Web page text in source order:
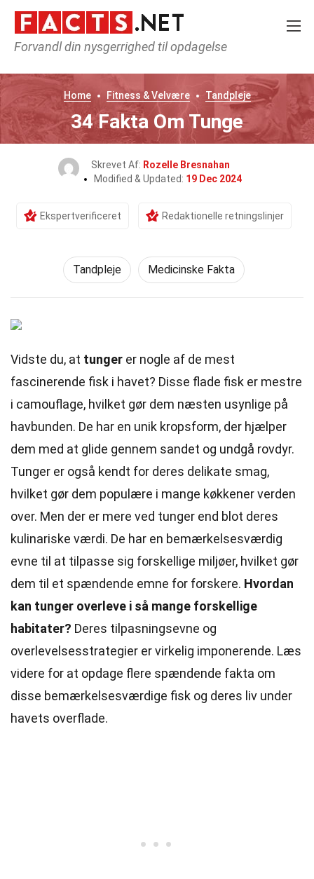
Forvandl din nysgerrighed til opdagelse
Home Fitness & Velvære Tandpleje
34 Fakta Om Tunge
Skrevet Af: Rozelle Bresnahan
Modified & Updated: 19 Dec 2024
Ekspertverificeret Redaktionelle retningslinjer
Tandpleje Medicinske Fakta
Vidste du, at tunger er nogle af de mest
fascinerende fisk i havet? Disse flade fisk er mestre
i camouflage, hvilket gør dem næsten usynlige på
havbunden. De har en unik kropsform, der hjælper
dem med at glide gennem sandet og undgå rovdyr.
Tunger er også kendt for deres delikate smag,
hvilket gør dem populære i mange køkkener verden
over. Men der er mere ved tunger end blot deres
kulinariske værdi. De har en bemærkelsesværdig
evne til at tilpasse sig forskellige miljøer, hvilket gør
dem til et spændende emne for forskere. Hvordan
kan tunger overleve i så mange forskellige
habitater? Deres tilpasningsevne og
overlevelsesstrategier er virkelig imponerende. Læs
videre for at opdage flere spændende fakta om
disse bemærkelsesværdige fisk og deres liv under
havets overflade.